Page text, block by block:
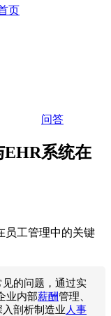
页
问答
EHR系统在
的问题，通过实
业内部薪酬管理、
剖析制造业 人事